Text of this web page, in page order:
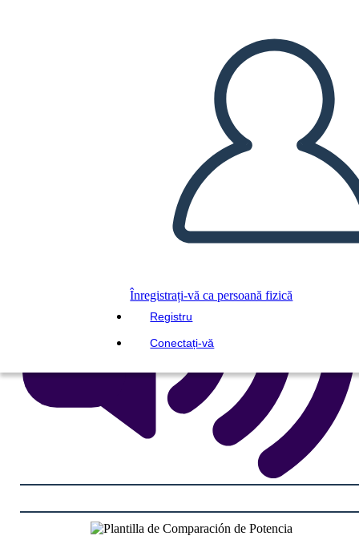
Înregistrați-vă ca persoană fizică
Registru
Conectați-vă
Copiați acest Storyboard
CREAȚI UN STORYBOARD
REDAȚI PREZENTAREA DE DIAPOZITIVE
CITESTE-MI